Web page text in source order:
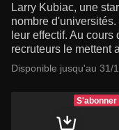
Larry Kubiac, une
nombre
leur effectif. Au
recruteurs le mettent
Disponible jusqu'au 31/
S'abonner